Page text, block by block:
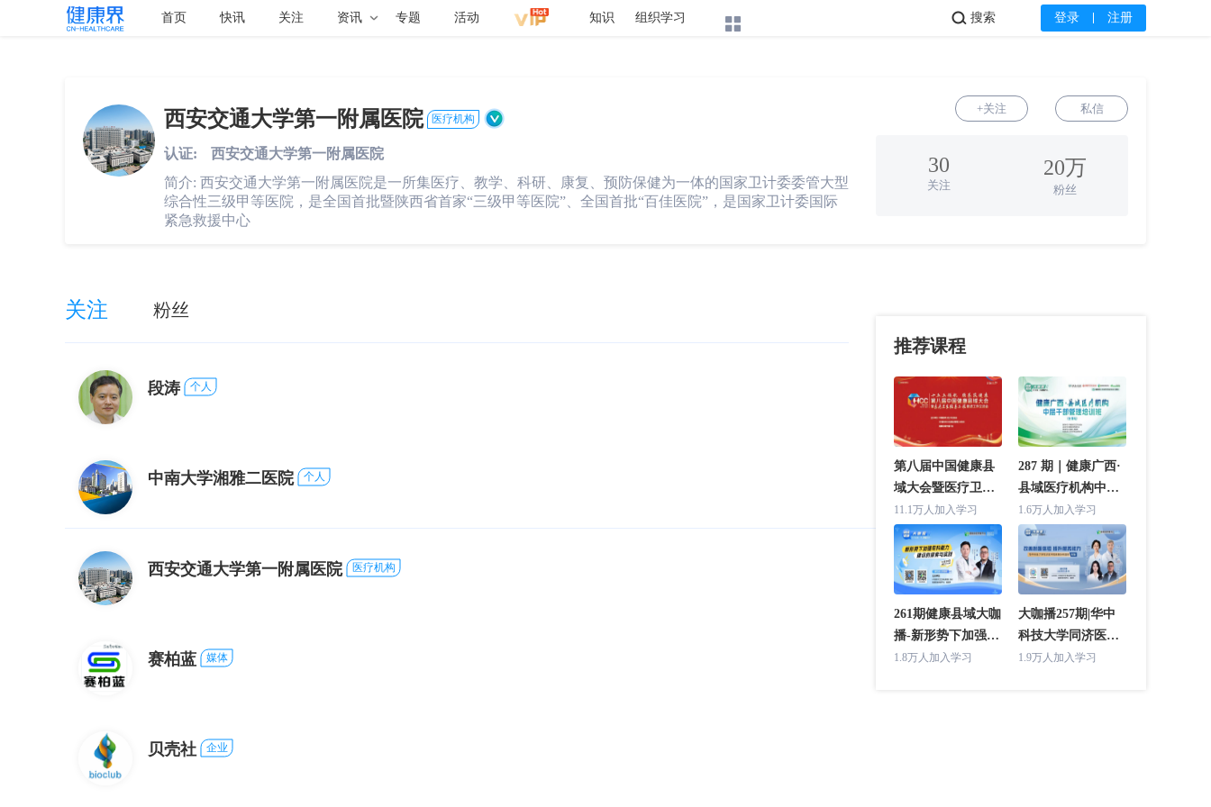
首页 快讯 关注 资讯 专题 活动 知识 组织学习 登录 注册
搜索
西安交通大学第一附属医院 医疗机构
+关注 私信
认证:
西安交通大学第一附属医院
简介: 西安交通大学第一附属医院是一所集医疗、教学、科研、康复、预防保健为一体的国家卫计委委管大型
综合性三级甲等医院，是全国首批暨陕西省首家“三级甲等医院”、全国首批“百佳医院”，是国家卫计委国际
紧急救援中心
30
关注
20万
粉丝
关注 粉丝
段涛 个人
中南大学湘雅二医院 个人
西安交通大学第一附属医院 医疗机构
赛柏蓝 媒体
贝壳社 企业
推荐课程
第八届中国健康县
域大会暨医疗卫生
强基工程推进工作
交流会 主论坛
11.1万人加入学习
287 期｜健康广西·
县域医疗机构中层
干部管理培训班(合
浦站)
1.6万人加入学习
261期健康县域大咖
播-新形势下加强专
科能力建设的探索
1.8万人加入学习
大咖播257期|华中
科技大学同济医学
院附属协和医院专
1.9万人加入学习